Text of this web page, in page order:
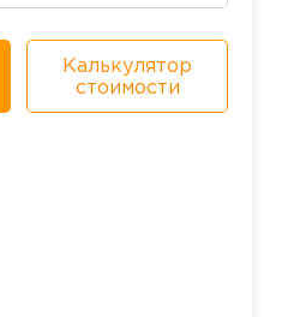
Калькулятор
стоимости